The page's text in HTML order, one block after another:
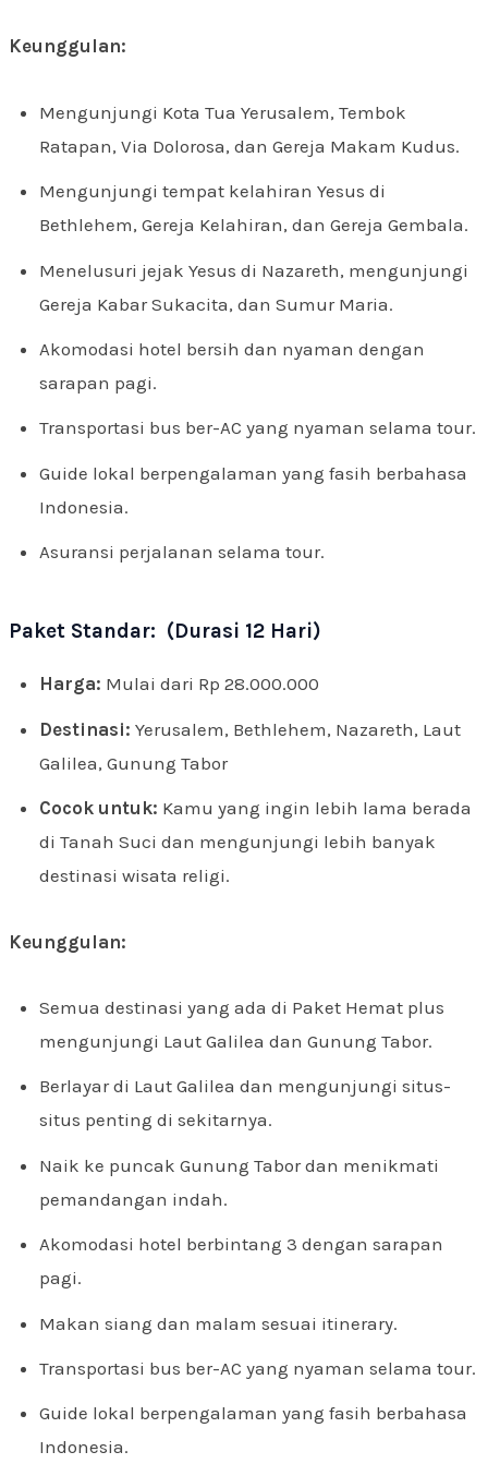
Keunggulan:
Mengunjungi Kota Tua Yerusalem, Tembok
Ratapan, Via Dolorosa, dan Gereja Makam Kudus.
Mengunjungi tempat kelahiran Yesus di
Bethlehem, Gereja Kelahiran, dan Gereja Gembala.
Menelusuri jejak Yesus di Nazareth, mengunjungi
Gereja Kabar Sukacita, dan Sumur Maria.
Akomodasi hotel bersih dan nyaman dengan
sarapan pagi.
Transportasi bus ber-AC yang nyaman selama tour.
Guide lokal berpengalaman yang fasih berbahasa
Indonesia.
Asuransi perjalanan selama tour.
Paket Standar: (Durasi 12 Hari)
Harga: Mulai dari Rp 28.000.000
Destinasi: Yerusalem, Bethlehem, Nazareth, Laut
Galilea, Gunung Tabor
Cocok untuk: Kamu yang ingin lebih lama berada
di Tanah Suci dan mengunjungi lebih banyak
destinasi wisata religi.
Keunggulan:
Semua destinasi yang ada di Paket Hemat plus
mengunjungi Laut Galilea dan Gunung Tabor.
Berlayar di Laut Galilea dan mengunjungi situs-
situs penting di sekitarnya.
Naik ke puncak Gunung Tabor dan menikmati
pemandangan indah.
Akomodasi hotel berbintang 3 dengan sarapan
pagi.
Makan siang dan malam sesuai itinerary.
Transportasi bus ber-AC yang nyaman selama tour.
Guide lokal berpengalaman yang fasih berbahasa
Indonesia.